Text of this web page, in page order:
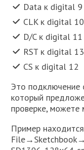
Data к digital 9
CLK к digital 10
D/C к digital 11
RST к digital 13
CS к digital 12
Это подключение
который
проверке, можете
Пример